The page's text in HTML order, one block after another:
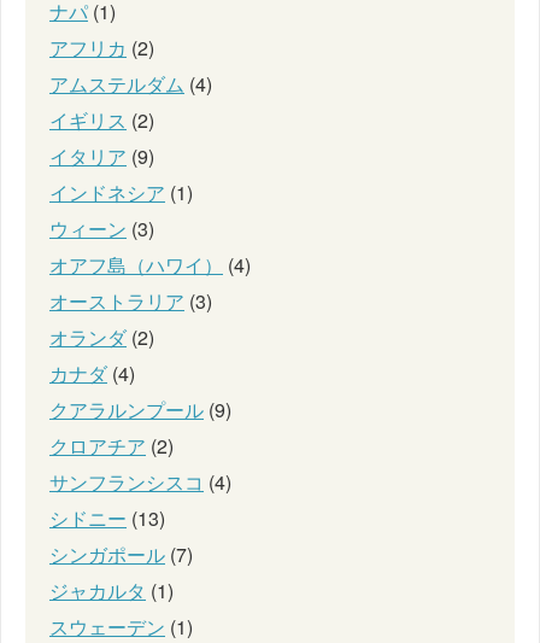
ナパ (1)
アフリカ (2)
アムステルダム (4)
イギリス (2)
イタリア (9)
インドネシア (1)
ウィーン (3)
オアフ島（ハワイ）
(4)
オーストラリア (3)
オランダ(2)
カナダ(4)
クアラルンプール (9)
クロアチア (2)
サンフランシスコ (4)
シドニー (13)
シンガポール (7)
ジャカルタ (1)
スウェーデン (1)